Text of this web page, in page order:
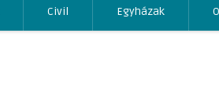
Civil Egyházak